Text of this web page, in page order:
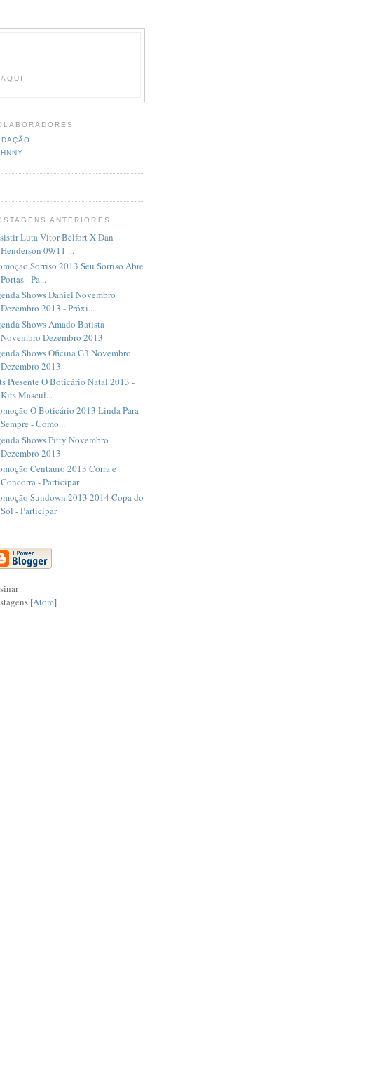
ANTERIORES
Luta Vitor Belfort X Dan
Henderson 09/11 ...
Sorriso 2013 Seu Sorriso Abre
Portas - Pa...
Shows Daniel Novembro
Dezembro 2013 - Próxi...
Shows Amado Batista
Novembro Dezembro 2013
Shows Oficina G3 Novembro
Dezembro 2013
Presente O Boticário Natal 2013 -
Kits Mascul...
O Boticário 2013 Linda Para
Sempre - Como...
Shows Pitty Novembro
Dezembro 2013
Centauro 2013 Corra e
Concorra - Participar
Sundown 2013 2014 Copa do
Sol - Participar
[Atom]